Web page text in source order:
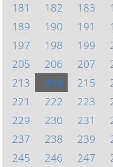
181
182 183
189
190 191
197
198 199
205
206 207
213
214 215
221
222 223
229
230 231
237
238 239
245
246 247